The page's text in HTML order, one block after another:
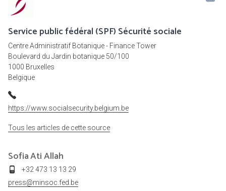
Service public fédéral (SPF) Sécurité sociale
Centre Administratif Botanique - Finance Tower
Boulevard du Jardin botanique 50/100
1000 Bruxelles
Belgique
https://www.socialsecurity.belgium.be
Tous les articles de cette source
SofiaAti Allah
+32 473 13 13 29
press@minsoc.fed.be